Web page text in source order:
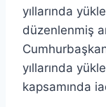
yıllarında
düzenlenmiş
yıllarında
kapsamında